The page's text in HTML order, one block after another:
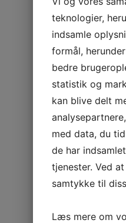
teknologier,
indsamle
formål,
bedre
statistik og
kan blive delt
med data, du
de har
tjenester. Ved
samtykke til
Læs mere om